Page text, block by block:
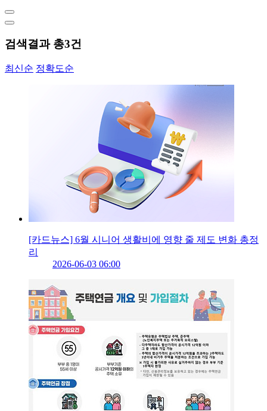
검색결과 총3건
최신순 정확도순
[카드뉴스] 6월 시니어 생활비에 영향 줄 제도 변화 총정
리
2026-06-03 06:00